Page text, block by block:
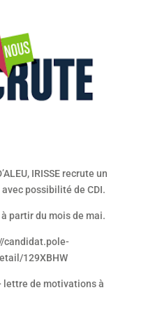
IRISSE recrute un
possibilité de CDI.
partir du mois de mai.
candidat.pole-
129XBHW
lettre de motivations à